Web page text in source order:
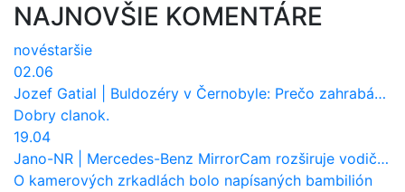
NAJNOVŠIE KOMENTÁRE
novéstaršie
02.06
Jozef Gatial
Buldozéry v Černobyle: Prečo zahrabávali Červený les pod zem?
Dobry clanok.
19.04
Jano-NR
Mercedes-Benz MirrorCam rozširuje vodičovi výhľad a uberá autobusom odpor vzduchu
O kamerových zrkadlách bolo napísaných bambilión